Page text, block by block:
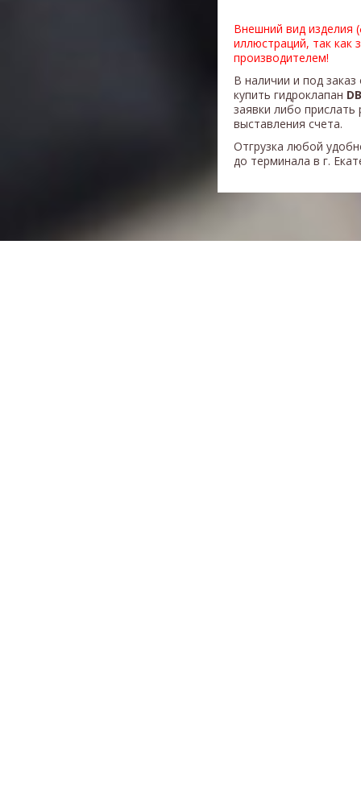
Внешний вид изделия
иллюстраций, так как
производителем!
В наличии и под
купить гидроклапан
заявки либо
выставления счета.
Отгрузка любой
до терминала в г.